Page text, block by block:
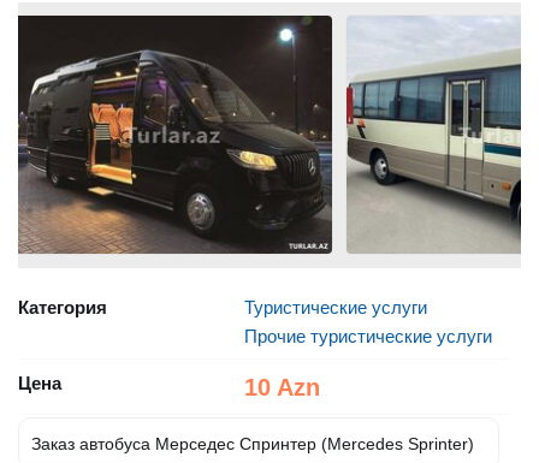
Категория
Туристические услуги
Прочие туристические услуги
Цена 10 Azn
Заказ автобуса Мерседес Спринтер (Mercedes Sprinter)